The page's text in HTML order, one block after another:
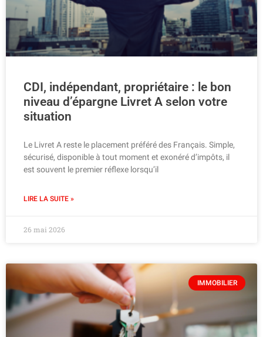
CDI, indépendant, propriétaire : le bon
niveau d’épargne Livret A selon votre
situation
Le Livret A reste le placement préféré des Français. Simple,
sécurisé, disponible à tout moment et exonéré d’impôts, il
est souvent le premier réflexe lorsqu’il
LIRE LA SUITE »
26 mai 2026
IMMOBILIER